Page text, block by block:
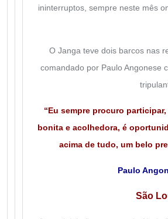
ininterruptos, sempre neste mês
O Janga teve dois barcos nas
comandado por Paulo Angonese
“Eu sempre procuro
bonita e acolhedora, é
acima de tudo, um belo
Paulo
São